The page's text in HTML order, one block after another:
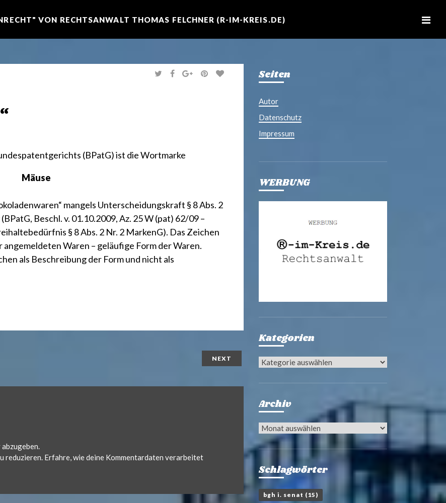
VON RECHTSANWALT THOMAS FELCHNER (R-IM-KREIS.DE)
T
W
F
A
G
O
P
I
(BPatG)ist dieWortmarke
Mäuse
mangels Unterscheidungskraft § 8 Abs. 2
BPatG, Beschl. v. 01.10.2009, Az. 25 W (pat) 62/09 –
§ 8 Abs. 2 Nr. 2 MarkenG). Das Zeichen
angemeldeten Waren – geläufige Form der Waren.
als Beschreibung der Form und nicht als
NEXT
reduzieren. Erfahre, wie deine Kommentardaten verarbeitet
Seiten
Autor
Datenschutz
Impressum
WERBUNG
Kategorien
Kategorien
Archiv
Archiv
Schlagwörter
bgh i. senat (15)